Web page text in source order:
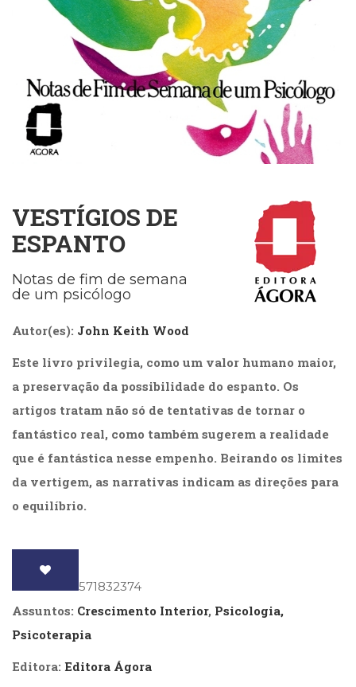
Cinema
Comportamento
Comunicação
(232)
Corpo
e
Movimento
Interior
(222)
Criatividade
Culinária,
Alimentação
Economia,
(31)
Educação
Educação
Especial
(39)
(47)
Fonoaudiologia
(92)
Jornalismo
(57)
LGBTQIA+
Literatura
VESTÍGIOS DE
ESPANTO
Notas de fim de semana
de um psicólogo
Autor(es): John Keith Wood
Este livro privilegia, como um valor humano maior,
a preservação da possibilidade do espanto. Os
artigos tratam não só de tentativas de tornar o
fantástico real, como também sugerem a realidade
que é fantástica nesse empenho. Beirando os limites
da vertigem, as narrativas indicam as direções para
o equilíbrio.
: 9788571832374
Assuntos: Crescimento Interior, Psicologia,
Psicoterapia
Editora: Editora Ágora